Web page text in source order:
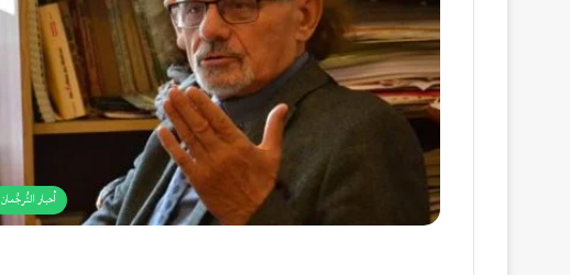
أحبار التُرجُمان